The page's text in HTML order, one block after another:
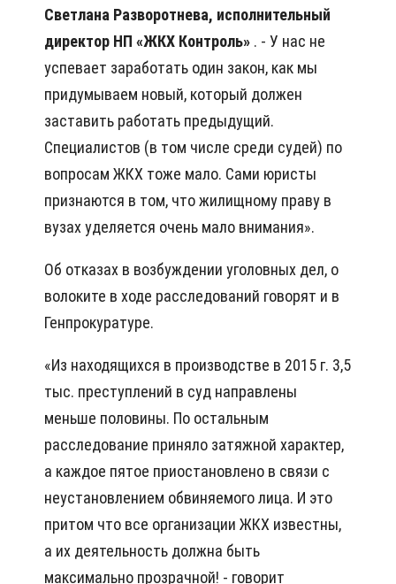
Светлана Разворотнева, исполнительный
директор НП «ЖКХ Контроль» . - У нас не
успевает заработать один закон, как мы
придумываем новый, который должен
заставить работать предыдущий.
Специалистов (в том числе среди судей) по
вопросам ЖКХ тоже мало. Сами юристы
признаются в том, что жилищному праву в
вузах уделяется очень мало внимания».
Об отказах в возбуждении уголовных дел, о
волоките в ходе расследований говорят и в
Генпрокуратуре.
«Из находящихся в производстве в 2015 г. 3,5
тыс. преступлений в суд направлены
меньше половины. По остальным
расследование приняло затяжной характер,
а каждое пятое приостановлено в связи с
неустановлением обвиняемого лица. И это
притом что все организации ЖКХ известны,
а их деятельность должна быть
максимально прозрачной! - говорит